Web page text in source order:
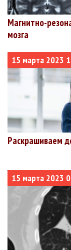
округ
Чукотский
автономный
Магнитно-
мозга
15 марта 2023
Раскрашиваем
15 марта 2023